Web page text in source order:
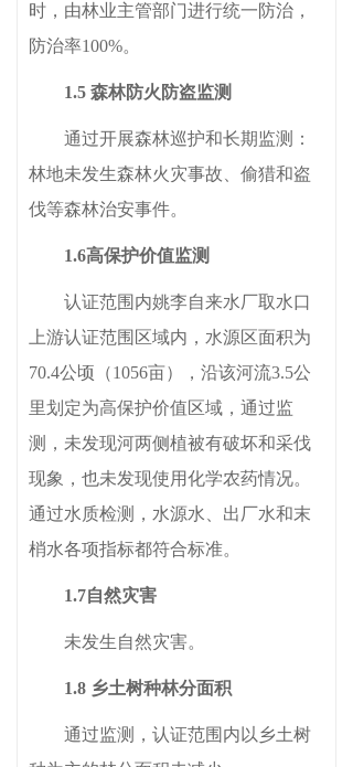
时， 由林业主管部门进行统一防治 ，
防治率100%。
1.5 森林防火防盗监测
通过开展森林巡护和长期监测 ：
林地未发生森林火灾事故、偷猎和盗
伐等森林治安事件。
1.6高保护价值监测
认证范围内姚李自来水厂取水口
上游认证范围区域内，水源区面积为
70.4公顷（1056亩），沿该河流3.5公
里划定为高保护价值区域，通过监
测， 未发现河两侧植被有破坏和采伐
现象，也未发现使用化学农药情况。
通过水质检测，水源水、出厂水和末
梢水各项指标都符合标准。
1.7自然灾害
未发生自然灾害。
1.8 乡土树种林分面积
通过监测，认证范围内 以乡土树